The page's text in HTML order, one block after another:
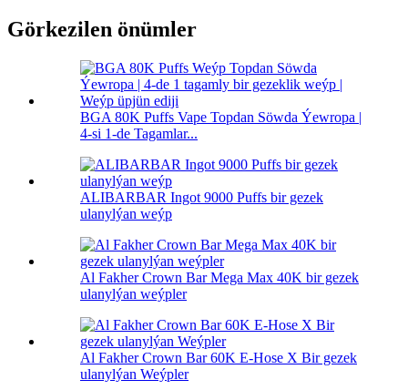
Görkezilen önümler
BGA 80K Puffs Vape Topdan Söwda Ýewropa |
4-si 1-de Tagamlar...
ALIBARBAR Ingot 9000 Puffs bir gezek
ulanylýan weýp
Al Fakher Crown Bar Mega Max 40K bir gezek
ulanylýan weýpler
Al Fakher Crown Bar 60K E-Hose X Bir gezek
ulanylýan Weýpler